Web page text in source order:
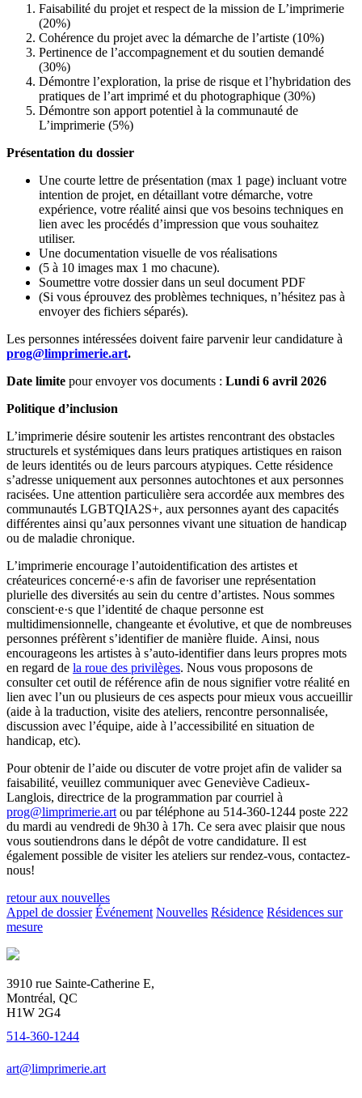
Faisabilité du projet et respect de la mission de L’imprimerie
(20%)
Cohérence du projet avec la démarche de l’artiste (10%)
Pertinence de l’accompagnement et du soutien demandé
(30%)
Démontre l’exploration, la prise de risque et l’hybridation des
pratiques de l’art imprimé et du photographique (30%)
Démontre son apport potentiel à la communauté de
L’imprimerie (5%)
Présentation du dossier
Une courte lettre de présentation (max 1 page) incluant votre
intention de projet, en détaillant votre démarche, votre
expérience, votre réalité ainsi que vos besoins techniques en
lien avec les procédés d’impression que vous souhaitez
utiliser.
Une documentation visuelle de vos réalisations
(5 à 10 images max 1 mo chacune).
Soumettre votre dossier dans un seul document PDF
(Si vous éprouvez des problèmes techniques, n’hésitez pas à
envoyer des fichiers séparés).
Les personnes intéressées doivent faire parvenir leur candidature à
prog@limprimerie.art.
Date limite pour envoyer vos documents : Lundi 6 avril 2026
Politique d’inclusion
L’imprimerie désire soutenir les artistes rencontrant des obstacles
structurels et systémiques dans leurs pratiques artistiques en raison
de leurs identités ou de leurs parcours atypiques. Cette résidence
s’adresse uniquement aux personnes autochtones et aux personnes
racisées. Une attention particulière sera accordée aux membres des
communautés LGBTQIA2S+, aux personnes ayant des capacités
différentes ainsi qu’aux personnes vivant une situation de handicap
ou de maladie chronique.
L’imprimerie encourage l’autoidentification des artistes et
créateurices concerné·e·s afin de favoriser une représentation
plurielle des diversités au sein du centre d’artistes. Nous sommes
conscient·e·s que l’identité de chaque personne est
multidimensionnelle, changeante et évolutive, et que de nombreuses
personnes préfèrent s’identifier de manière fluide. Ainsi, nous
encourageons les artistes à s’auto-identifier dans leurs propres mots
en regard de la roue des privilèges. Nous vous proposons de
consulter cet outil de référence afin de nous signifier votre réalité en
lien avec l’un ou plusieurs de ces aspects pour mieux vous accueillir
(aide à la traduction, visite des ateliers, rencontre personnalisée,
discussion avec l’équipe, aide à l’accessibilité en situation de
handicap, etc).
Pour obtenir de l’aide ou discuter de votre projet afin de valider sa
faisabilité, veuillez communiquer avec Geneviève Cadieux-
Langlois, directrice de la programmation par courriel à
prog@limprimerie.art ou par téléphone au 514-360-1244 poste 222
du mardi au vendredi de 9h30 à 17h. Ce sera avec plaisir que nous
vous soutiendrons dans le dépôt de votre candidature. Il est
également possible de visiter les ateliers sur rendez-vous, contactez-
nous!
retour aux nouvelles
Appel de dossier Événement Nouvelles Résidence Résidences sur
mesure
3910 rue Sainte-Catherine E,
Montréal, QC
H1W 2G4
514-360-1244
art@limprimerie.art